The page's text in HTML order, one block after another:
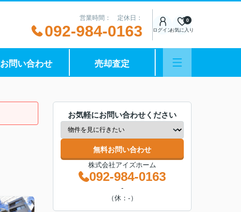
営業時間： 定休日：
092-984-0163 ログインお気に入り
0
お問い合わせ 売却査定
お気軽にお問い合わせください
無料お問い合わせ
株式会社アイズホーム
092-984-0163
-
（休：-）